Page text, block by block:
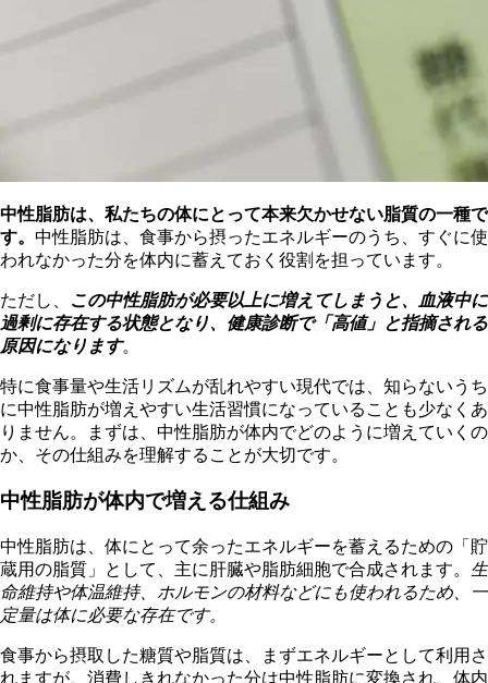
中性脂肪は、私たちの体にとって本来欠かせない脂質の一種で
す。 中性脂肪は、食事から摂ったエネルギーのうち、すぐに使
われなかった分を体内に蓄えておく役割を担っています。
ただし、
この中性脂肪が必要以上に増えてしまうと、血液中に
過剰に存在する状態となり、健康診断で「高値」と指摘される
原因になります。
特に食事量や生活リズムが乱れやすい現代では、知らないうち
に中性脂肪が増えやすい生活習慣になっていることも少なくあ
りません。まずは、中性脂肪が体内でどのように増えていくの
か、その仕組みを理解することが大切です。
中性脂肪が体内で増える仕組み
中性脂肪は、体にとって余ったエネルギーを蓄えるための「貯
蔵用の脂質」として、主に肝臓や脂肪細胞で合成されます。 生
命維持や体温維持、ホルモンの材料などにも使われるため、一
定量は体に必要な存在です。
食事から摂取した糖質や脂質は、まずエネルギーとして利用さ
れますが、消費しきれなかった分は中性脂肪に変換され、体内